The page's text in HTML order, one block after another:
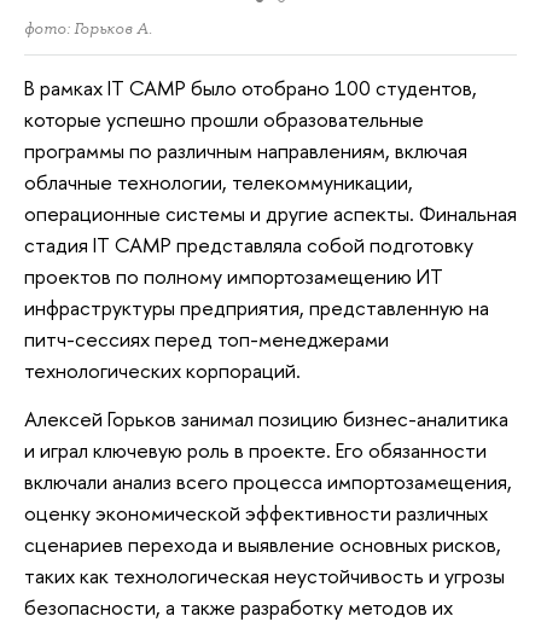
фото: Горьков А.
В рамках IT CAMP было отобрано 100 студентов,
которые успешно прошли образовательные
программы по различным направлениям, включая
облачные технологии, телекоммуникации,
операционные системы и другие аспекты. Финальная
стадия IT CAMP представляла собой подготовку
проектов по полному импортозамещению ИТ
инфраструктуры предприятия, представленную на
питч-сессиях перед топ-менеджерами
технологических корпораций.
Алексей Горьков занимал позицию бизнес-аналитика
и играл ключевую роль в проекте. Его обязанности
включали анализ всего процесса импортозамещения,
оценку экономической эффективности различных
сценариев перехода и выявление основных рисков,
таких как технологическая неустойчивость и угрозы
безопасности, а также разработку методов их